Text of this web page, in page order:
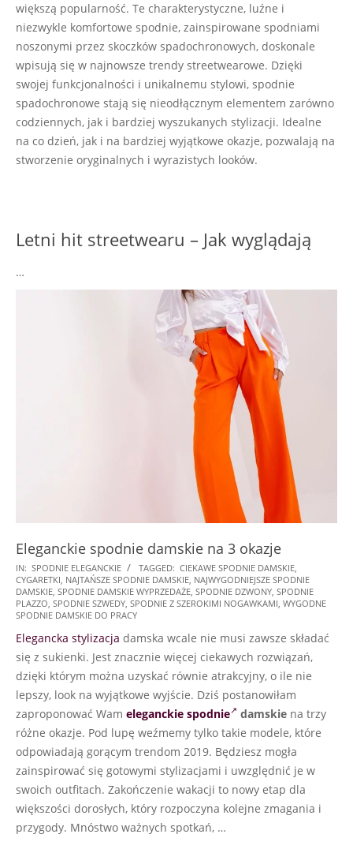
większą popularność. Te charakterystyczne, luźne i
niezwykle komfortowe spodnie, zainspirowane spodniami
noszonymi przez skoczków spadochronowych, doskonale
wpisują się w najnowsze trendy streetwearowe. Dzięki
swojej funkcjonalności i unikalnemu stylowi, spodnie
spadochronowe stają się nieodłącznym elementem zarówno
codziennych, jak i bardziej wyszukanych stylizacji. Idealne
na co dzień, jak i na bardziej wyjątkowe okazje, pozwalają na
stworzenie oryginalnych i wyrazistych looków.
Letni hit streetwearu – Jak wyglądają
…
Eleganckie spodnie damskie na 3 okazje
2025-
08-
16
IN: SPODNIE ELEGANCKIE TAGGED: CIEKAWE SPODNIE DAMSKIE
CYGARETKI NAJTAŃSZE SPODNIE DAMSKIE NAJWYGODNIEJSZE SPODNIE
DAMSKIE SPODNIE DAMSKIE WYPRZEDAŻE SPODNIE DZWONY SPODNIE
PLAZZO SPODNIE SZWEDY SPODNIE Z SZEROKIMI NOGAWKAMI WYGODNE
SPODNIE DAMSKIE DO PRACY
Elegancka stylizacja damska wcale nie musi zawsze składać
się z sukienki. Jest znacznie więcej ciekawych rozwiązań,
dzięki którym można uzyskać równie atrakcyjny, o ile nie
lepszy, look na wyjątkowe wyjście. Dziś postanowiłam
zaproponować Wam eleganckie spodnie damskie na trzy
różne okazje. Pod lupę weźmemy tylko takie modele, które
odpowiadają gorącym trendom 2019. Będziesz mogła
zainspirować się gotowymi stylizacjami i uwzględnić je w
swoich outfitach. Zakończenie wakacji to nowy etap dla
większości dorosłych, który rozpoczyna kolejne zmagania i
przygody. Mnóstwo ważnych spotkań, …